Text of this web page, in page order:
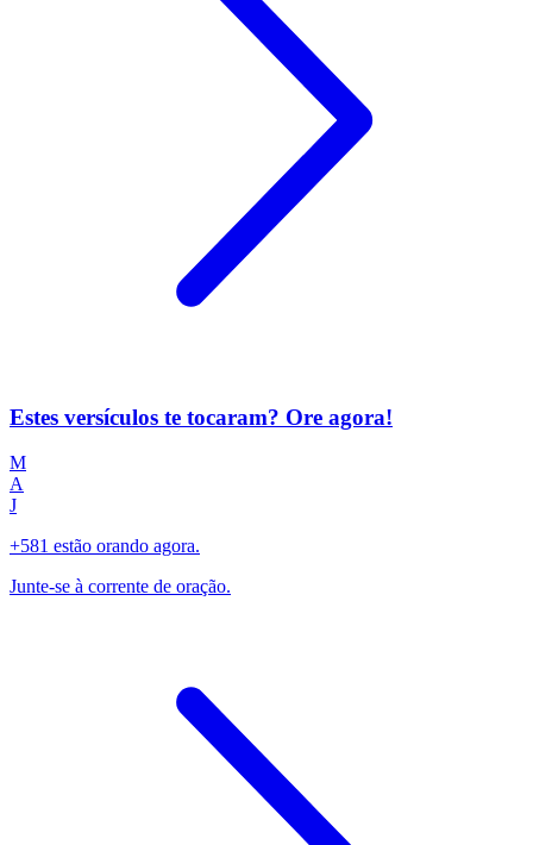
Estes versículos te tocaram? Ore agora!
M
A
J
+581 estão orando agora.
Junte-se à corrente de oração.